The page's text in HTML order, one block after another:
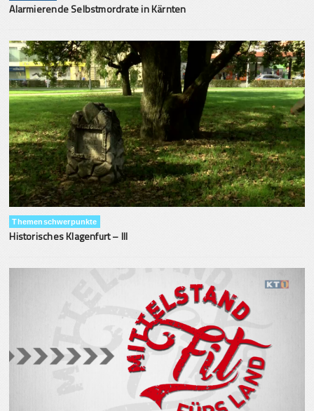
Alarmierende Selbstmordrate in Kärnten
Themenschwerpunkte
Historisches Klagenfurt – III